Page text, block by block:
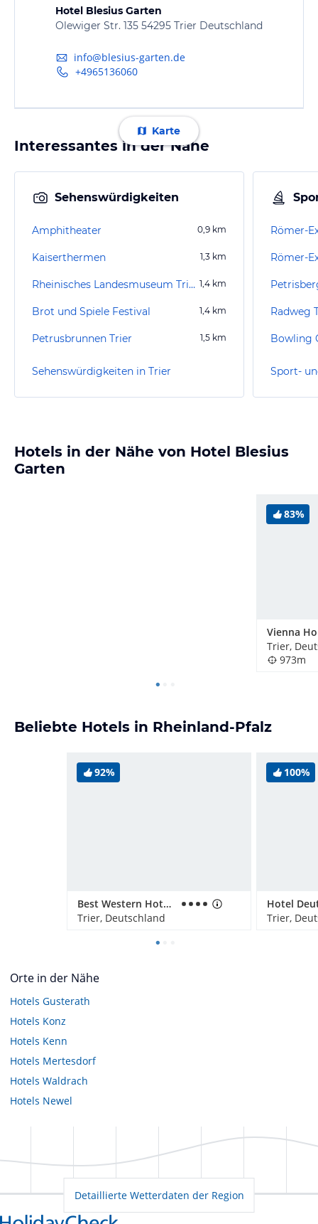
Hotel Blesius Garten
Olewiger Str. 135 54295 Trier Deutschland
info@blesius-garten.de
+4965136060
Karte
Interessantes in der Nähe
Sehenswürdigkeiten
Amphitheater 0,9 km
Kaiserthermen 1,3 km
Rheinisches Landesmuseum Trier 1,4 km
Brot und Spiele Festival 1,4 km
Petrusbrunnen Trier 1,5 km
Sehenswürdigkeiten in Trier
Römer-
Römer-
Radweg
Bowling
Sport-
Hotels in der Nähe von Hotel Blesius
Garten
83%
Trier,
973m
Beliebte Hotels in Rheinland-Pfalz
92%
Best Western Hotel Trier City
Trier, Deutschland
100%
Trier,
Orte in der Nähe
Hotels Gusterath
Hotels Konz
Hotels Kenn
Hotels Mertesdorf
Hotels Waldrach
Hotels Newel
Detaillierte Wetterdaten der Region